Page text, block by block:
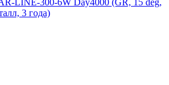
LINE-300-6W Day4000 (GR, 15 deg,
3 года)